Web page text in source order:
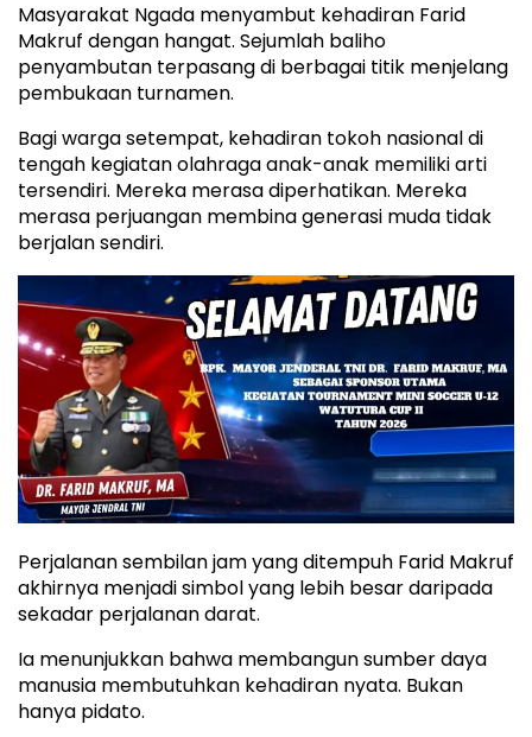
Masyarakat Ngada menyambut kehadiran Farid
Makruf dengan hangat. Sejumlah baliho
penyambutan terpasang di berbagai titik menjelang
pembukaan turnamen.
Bagi warga setempat, kehadiran tokoh nasional di
tengah kegiatan olahraga anak-anak memiliki arti
tersendiri. Mereka merasa diperhatikan. Mereka
merasa perjuangan membina generasi muda tidak
berjalan sendiri.
Perjalanan sembilan jam yang ditempuh Farid Makruf
akhirnya menjadi simbol yang lebih besar daripada
sekadar perjalanan darat.
Ia menunjukkan bahwa membangun sumber daya
manusia membutuhkan kehadiran nyata. Bukan
hanya pidato.